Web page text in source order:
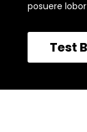
posuere
Test